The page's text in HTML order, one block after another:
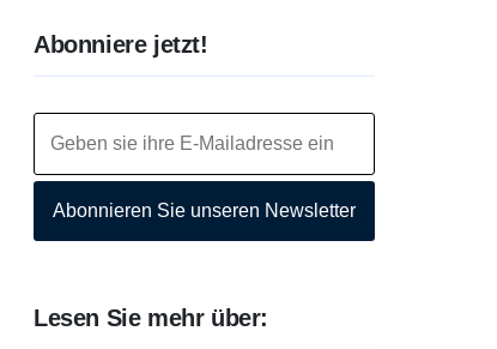
Abonniere jetzt!
Abonnieren Sie unseren Newsletter
Lesen Sie mehr über: